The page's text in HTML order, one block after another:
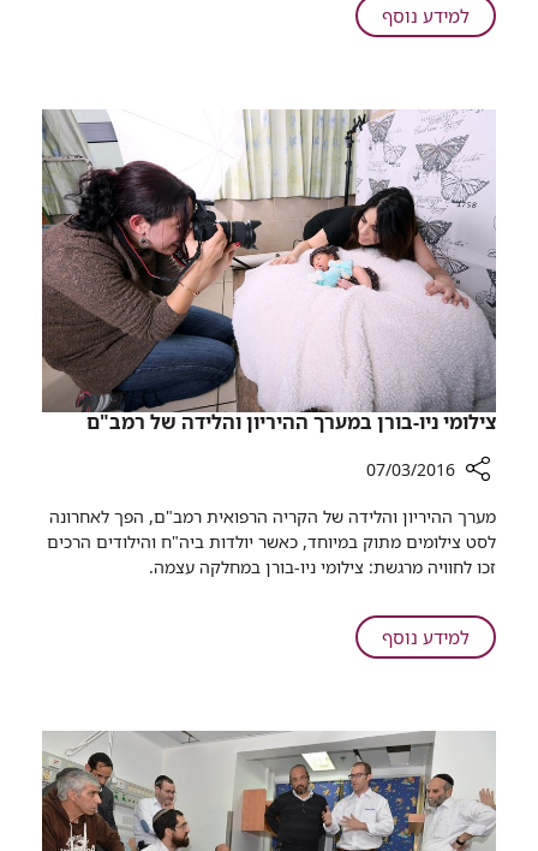
הניהול
ברמב"ם
למידע נוסףעל
יום
מחצית
מתפקידי
הניהול
ברמב"ם
מבוצעים
על
ידי
נשים
צילומי ניו-בורן במערך ההיריון והלידה של רמב"ם
שיתוף
צילומי
ניו-בורן
ההיריון
והלידה
07/03/2016
מערך ההיריון והלידה של הקריה הרפואית רמב"ם, הפך לאחרונה
לסט צילומים מתוק במיוחד, כאשר יולדות ביה"ח והילודים הרכים
זכו לחוויה מרגשת: צילומי ניו-בורן במחלקה עצמה.
למידע נוסףעל
צילומי
ההיריון
והלידה
של
רמב"ם